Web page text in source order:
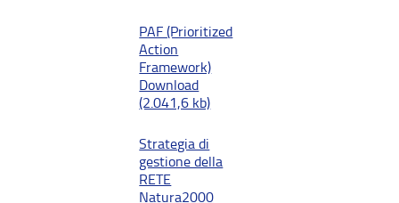
PAF (Prioritized
Action
Framework)
Download
(2.041,6 kb)
Strategia di
gestione della
RETE
Natura2000